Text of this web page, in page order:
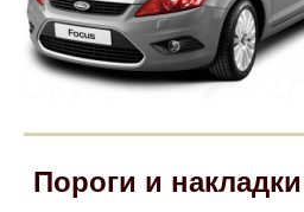
Пороги и накладки
Suzuki
Volkswagen